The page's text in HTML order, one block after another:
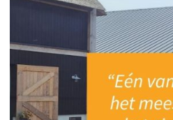
ineens
concreet